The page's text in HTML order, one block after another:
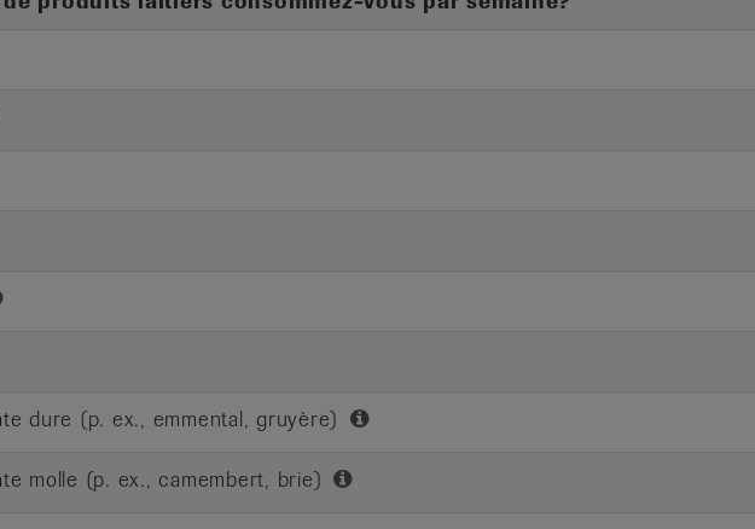
dure (p. ex., emmental, gruyère)
molle (p. ex., camembert, brie)